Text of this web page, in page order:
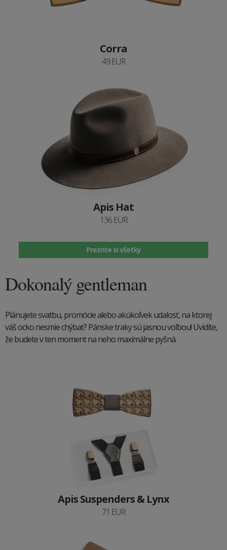
Corra
49 EUR
Apis Hat
136 EUR
Prezrite si všetky
Dokonalý gentleman
Plánujete svatbu, promócie alebo akúkoľvek udalosť, na ktorej
váš ocko nesmie chýbať? Pánske traky sú jasnou voľbou! Uvidíte,
že budete v ten moment na neho maximálne pyšná.
Apis Suspenders & Lynx
71 EUR